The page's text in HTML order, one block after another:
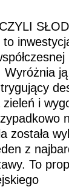
to
Wyróżnia
i
została
z
To